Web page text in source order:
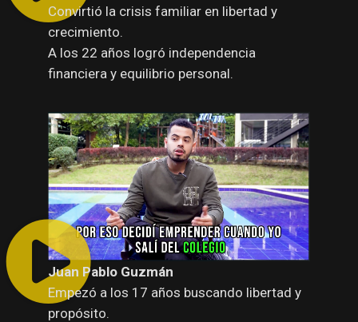
Convirtió la crisis familiar en libertad y
crecimiento.
A los 22 años logró independencia
financiera y equilibrio personal.
Juan Pablo Guzmán
Empezó a los 17 años buscando libertad y
propósito.